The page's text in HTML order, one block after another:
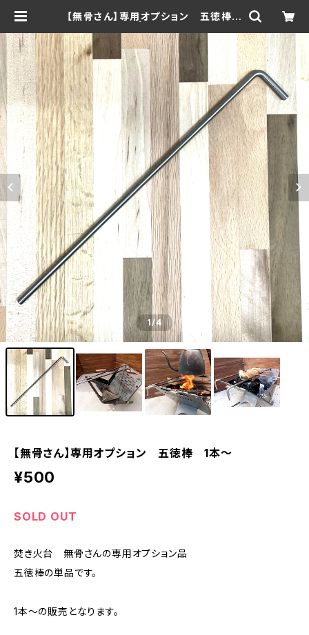
【無骨さん】専用オプション 五徳棒
1/4
【無骨さん】専用オプション 五徳棒 1本～
¥500
SOLD OUT
焚き火台 無骨さんの専用オプション品
五徳棒の単品です。
1本～の販売となります。